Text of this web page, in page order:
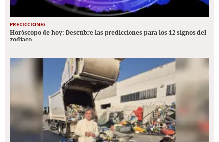
PREDICCIONES
Horóscopo de hoy: Descubre las predicciones para los 12 signos del
zodiaco